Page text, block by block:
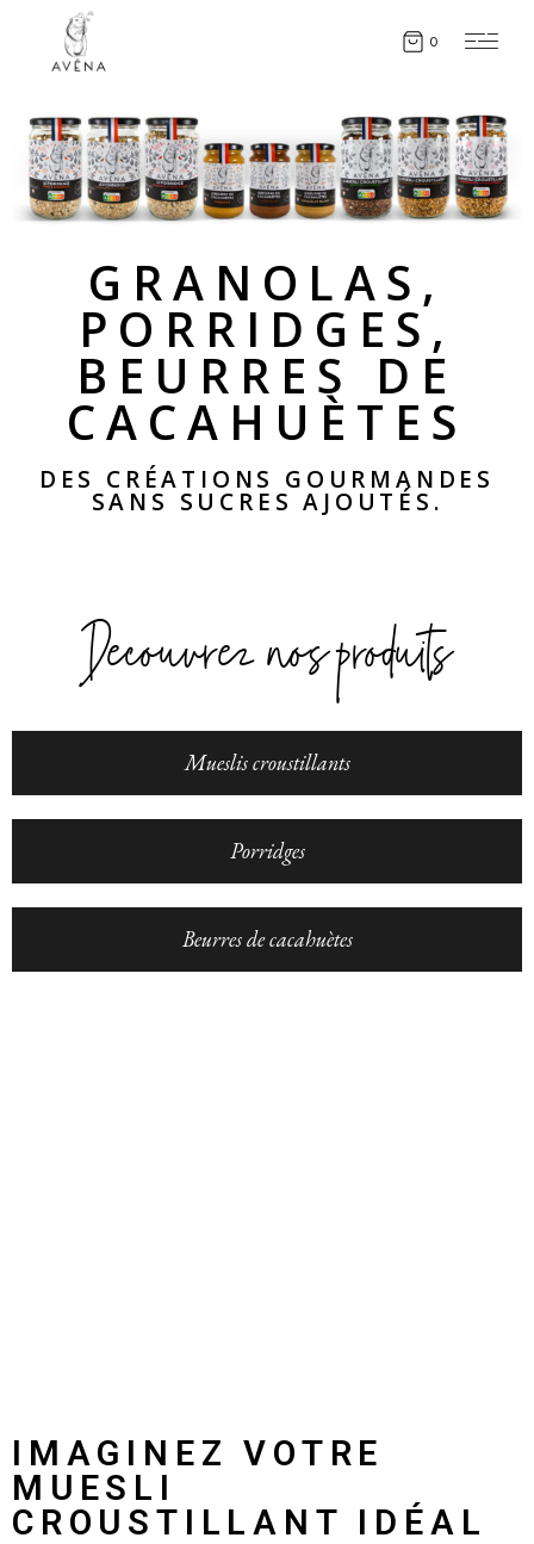
0
GRANOLAS,
PORRIDGES,
BEURRES DE
CACAHUÈTES
DES CRÉATIONS GOURMANDES
SANS SUCRES AJOUTÉS.
Découvrez nos produits
Mueslis croustillants
Porridges
Beurres de cacahuètes
IMAGINEZ VOTRE
MUESLI
CROUSTILLANT IDÉAL